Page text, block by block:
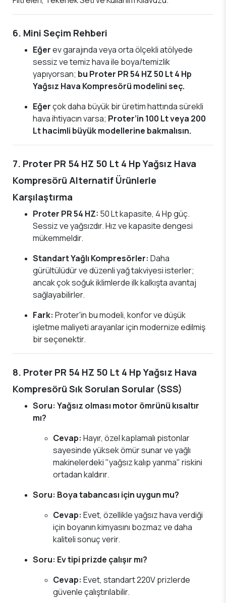
6. Mini Seçim Rehberi
Eğerev garajında veya orta ölçekli atölyede
sessiz ve temiz hava ile boya/temizlik
yapıyorsan; bu Proter PR 54 HZ 50 Lt 4 Hp
Yağsız Hava Kompresörü modelini seç.
Eğerçok daha büyük bir üretim hattında sürekli
hava ihtiyacın varsa; Proter’in 100 Lt veya 200
Lt hacimli büyük modellerine bakmalısın.
7. Proter PR 54 HZ 50 Lt 4 Hp Yağsız Hava
Kompresörü Alternatif Ürünlerle
Karşılaştırma
Proter PR 54 HZ: 50 Lt kapasite, 4 Hp güç.
Sessiz ve yağsızdır. Hız ve kapasite dengesi
mükemmeldir.
Standart Yağlı Kompresörler: Daha
gürültülüdür ve düzenli yağ takviyesi isterler;
ancak çok soğuk iklimlerde ilk kalkışta avantaj
sağlayabilirler.
Fark: Proter'in bu modeli, konfor ve düşük
işletme maliyeti arayanlar için modernize edilmiş
bir seçenektir.
8. Proter PR 54 HZ 50 Lt 4 Hp Yağsız Hava
Kompresörü Sık Sorulan Sorular (SSS)
Soru: Yağsız olması motor ömrünü kısaltır
mı?
Cevap: Hayır, özel kaplamalı pistonlar
sayesinde yüksek ömür sunar ve yağlı
makinelerdeki "yağsız kalıp yanma" riskini
ortadan kaldırır.
Soru: Boya tabancası için uygun mu?
Cevap: Evet, özellikle yağsız hava verdiği
için boyanın kimyasını bozmaz ve daha
kaliteli sonuç verir.
Soru: Ev tipi prizde çalışır mı?
Cevap: Evet, standart 220V prizlerde
güvenle çalıştırılabilir.